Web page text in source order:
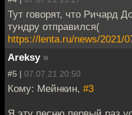
Тут говорят, что Ричард
тундру отправился(
https://lenta.ru/news/2021/
Areksy »
#5 | 07.07.21 20:50
Кому: Мейнкин, #3